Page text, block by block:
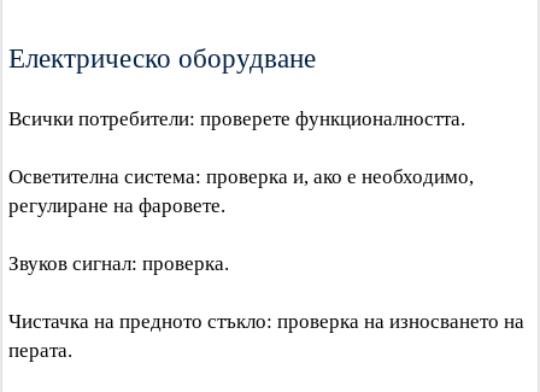
Електрическо оборудване
Всички потребители: проверете функционалността.
Осветителна система: проверка и, ако е необходимо,
регулиране на фаровете.
Звуков сигнал: проверка.
Чистачка на предното стъкло: проверка на износването на
перата.